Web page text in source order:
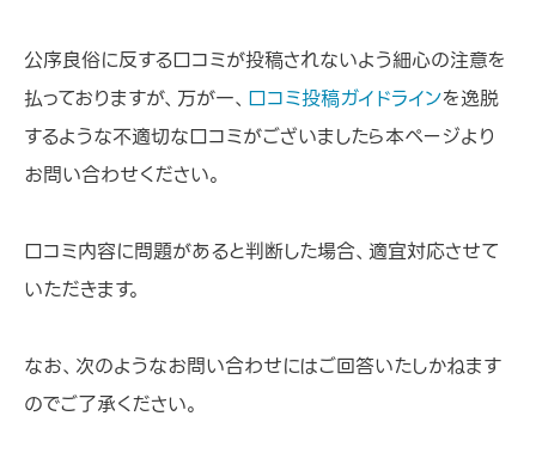
公序良俗に反する口コミが投稿されないよう細心の注意を
払っておりますが、万が一、 口コミ投稿ガイドラインを逸脱
するような不適切な口コミがございましたら本ページより
お問い合わせください。
口コミ内容に問題があると判断した場合、適宜対応させて
いただきます。
なお、次のようなお問い合わせにはご回答いたしかねます
のでご了承ください。